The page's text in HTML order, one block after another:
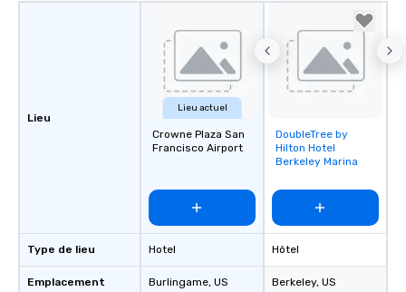
Lieu
Type de lieu
Emplacement
Lieu actuel
Crowne Plaza San
Francisco Airport
Hotel
Burlingame, US
Removed from
favorites
DoubleTree by
Hilton Hotel
Berkeley Marina
Hôtel
Berkeley, US